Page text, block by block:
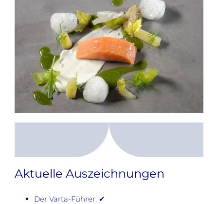
Aktuelle Auszeichnungen
Der Varta-Führer: ✔